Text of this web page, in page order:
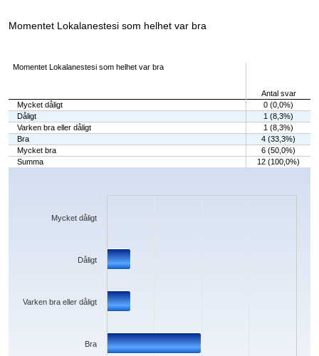
Momentet Lokalanestesi som helhet var bra
Momentet Lokalanestesi som helhet var bra
Antal svar
Mycket dåligt
0 (0,0%)
Dåligt
1 (8,3%)
Varken bra eller dåligt
1 (8,3%)
Bra
4 (33,3%)
Mycket bra
6 (50,0%)
Summa
12 (100,0%)
Chart
The chart has 1 X axis displaying categories.
Bra
Varken bra eller dåligt
Dåligt
Mycket dåligt